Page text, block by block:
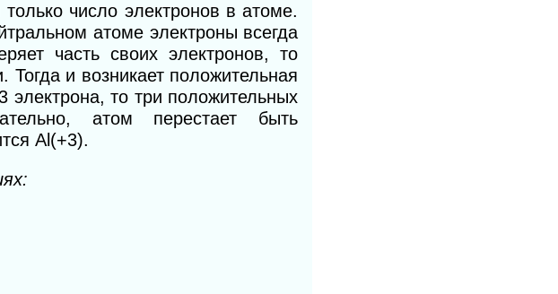
число электронов в атоме.
атоме электроны всегда
часть своих электронов, то
и возникает положительная
то три положительных
атом перестает быть
Аl(+3).